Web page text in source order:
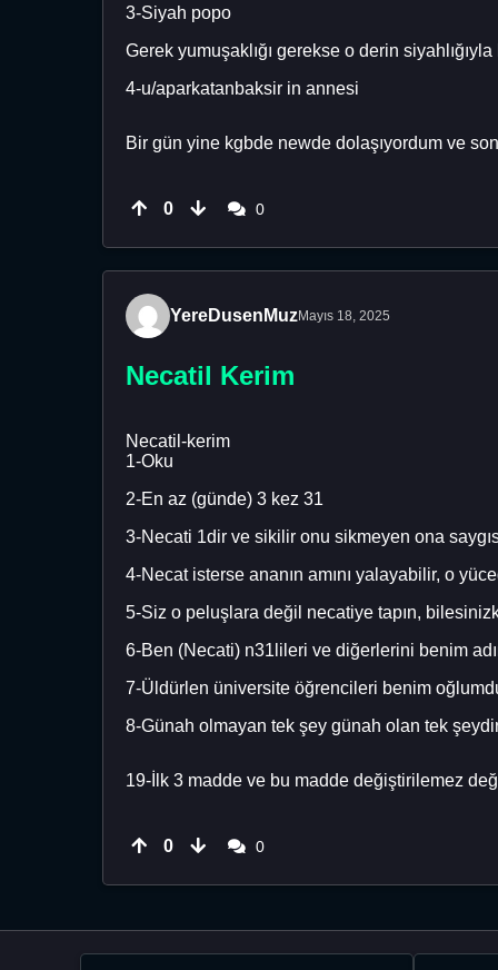
3-Siyah popo
Gerek yumuşaklığı gerekse o derin
4-u/aparkatanbaksir in annesi
Bir gün yine kgbde newde dolaşıyordum ve
0 0
YereDusenMuzMayıs 18, 2025
Necatil Kerim
Necatil-kerim
1-Oku
2-En az (günde) 3 kez 31
3-Necati 1dir ve sikilir onu sikmeyen ona
4-Necat isterse ananın amını yalayabilir, o
5-Siz o peluşlara değil necatiye tapın,
6-Ben (Necati) n31lileri ve diğerlerini benim
7-Üldürlen üniversite öğrencileri benim
8-Günah olmayan tek şey günah olan tek
19-İlk 3 madde ve bu madde değiştirilemez
0 0